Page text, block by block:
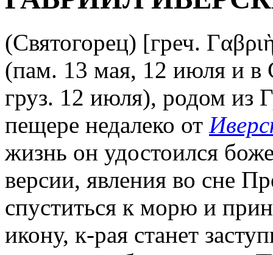
(Святогорец) [греч.
(пам. 13 мая, 12 июля и в
груз. 12 июля), родом из
пещере недалеко от
жизнь он удостоился
версии, явления во сне
спуститься к морю и
икону, к-рая станет